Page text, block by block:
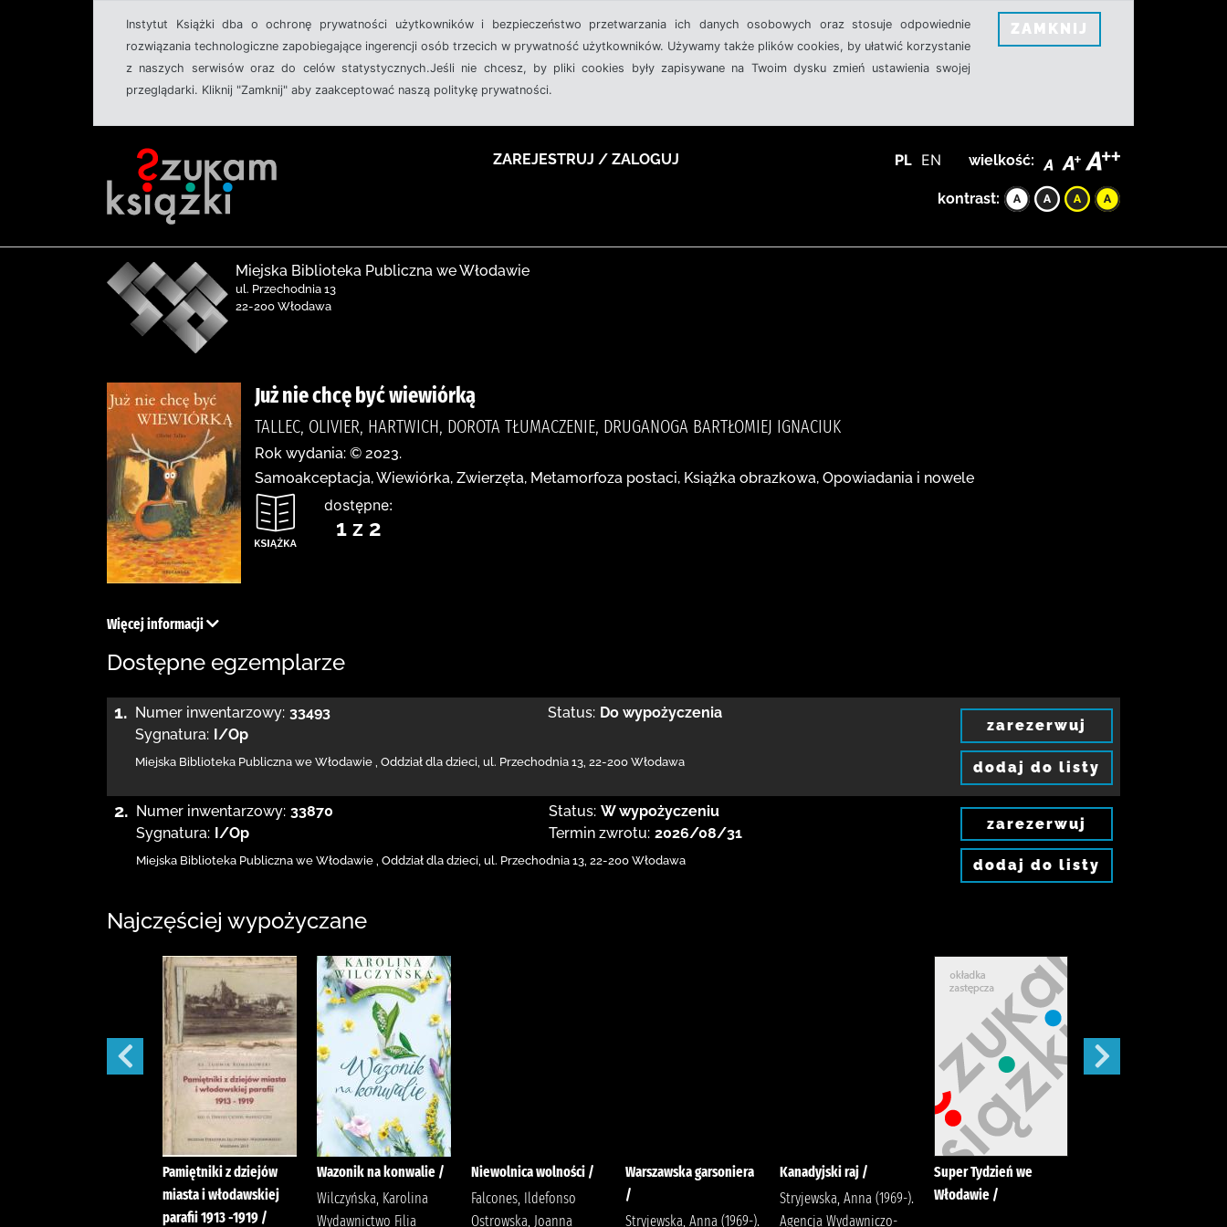
Instytut Książki dba o ochronę prywatności użytkowników i bezpieczeństwo przetwarzania ich danych osobowych oraz stosuje odpowiednie
rozwiązania technologiczne zapobiegające ingerencji osób trzecich w prywatność użytkowników. Używamy także plików cookies, by ułatwić korzystanie
z naszych serwisów oraz do celów statystycznych.Jeśli nie chcesz, by pliki cookies były zapisywane na Twoim dysku zmień ustawienia swojej
przeglądarki. Kliknij "Zamknij" aby zaakceptować naszą politykę prywatności.
ZAMKNIJ
ZAREJESTRUJ / ZALOGUJ PL EN wielkość:
kontrast:
Miejska Biblioteka Publiczna we Włodawie
ul. Przechodnia 13
22-200 Włodawa
Już nie chcę być wiewiórką
TALLEC, OLIVIER, HARTWICH, DOROTA TŁUMACZENIE, DRUGANOGA BARTŁOMIEJ IGNACIUK
Rok wydania: © 2023.
Samoakceptacja, Wiewiórka, Zwierzęta, Metamorfoza postaci, Książka obrazkowa, Opowiadania i nowele
dostępne:
1 z 2
Więcej informacji
Dostępne egzemplarze
1. Numer inwentarzowy: 33493
Sygnatura: I/Op
Status: Do wypożyczenia
Miejska Biblioteka Publiczna we Włodawie , Oddział dla dzieci, ul. Przechodnia 13, 22-200 Włodawa
zarezerwuj
dodaj do listy
2. Numer inwentarzowy: 33870
Sygnatura: I/Op
Status: W wypożyczeniu
Termin zwrotu: 2026/08/31
Miejska Biblioteka Publiczna we Włodawie Oddział dla dzieci, ul. Przechodnia 13 22-200 Włodawa
zarezerwuj
dodaj do listy
Najczęściej wypożyczane
Pamiętniki z dziejów
miasta i włodawskiej
parafii 1913 -1919 /
Wazonik na konwalie /
Wilczyńska, Karolina
Wydawnictwo Filia
Niewolnica wolności /
Falcones, Ildefonso
Ostrowska, Joanna
Warszawska garsoniera
/
Stryjewska, Anna (1969-).
Kanadyjski raj /
Stryjewska, Anna (1969-).
Agencja Wydawniczo-
Super Tydzień we
Włodawie /